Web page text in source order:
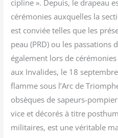
ci­pline ». Depuis, le dra­peau
céré­mo­nies aux­quelles la
est conviée telles que les
peau (PRD) ou les pas­sa­tions
éga­le­ment lors de
aux Inva­lides, le 18
flamme sous l’Arc de
obsèques de sapeurs-
vice et déco­rés à titre
mili­taires, est une véri­table